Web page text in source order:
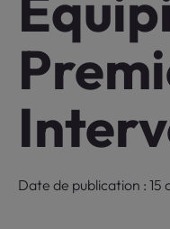
Date de publication :